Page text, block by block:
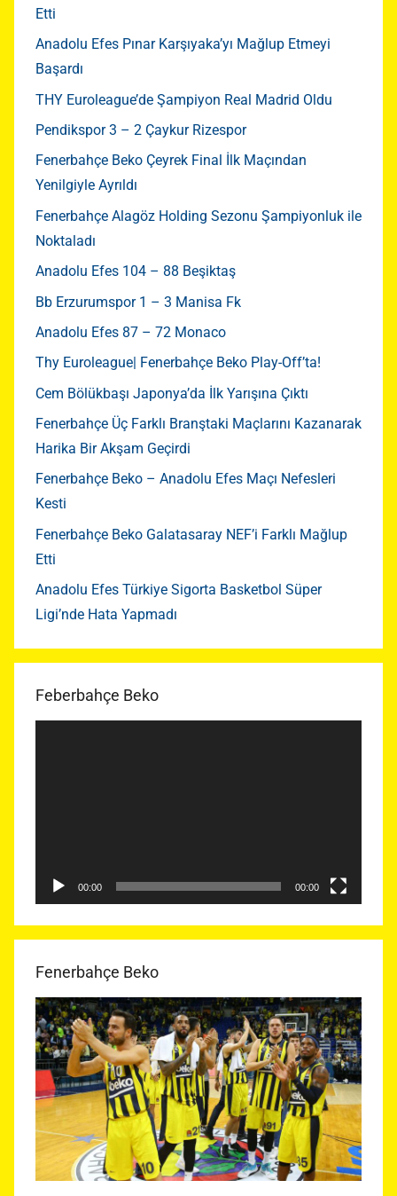
Etti
Anadolu Efes Pınar Karşıyaka’yı Mağlup Etmeyi
Başardı
THY Euroleague’de Şampiyon Real Madrid Oldu
Pendikspor 3 – 2 Çaykur Rizespor
Fenerbahçe Beko Çeyrek Final İlk Maçından
Yenilgiyle Ayrıldı
Fenerbahçe Alagöz Holding Sezonu Şampiyonluk ile
Noktaladı
Anadolu Efes 104 – 88 Beşiktaş
Bb Erzurumspor 1 – 3 Manisa Fk
Anadolu Efes 87 – 72 Monaco
Thy Euroleague| Fenerbahçe Beko Play-Off’ta!
Cem Bölükbaşı Japonya’da İlk Yarışına Çıktı
Fenerbahçe Üç Farklı Branştaki Maçlarını Kazanarak
Harika Bir Akşam Geçirdi
Fenerbahçe Beko – Anadolu Efes Maçı Nefesleri
Kesti
Fenerbahçe Beko Galatasaray NEF’i Farklı Mağlup
Etti
Anadolu Efes Türkiye Sigorta Basketbol Süper
Ligi’nde Hata Yapmadı
Feberbahçe Beko
00:00 00:00
Fenerbahçe Beko